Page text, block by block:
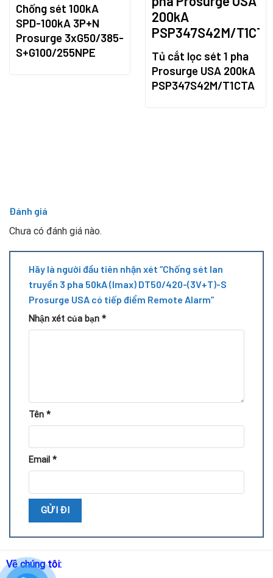
Chống sét 100kA
SPD-100kA 3P+N
Prosurge 3xG50/385-
S+G100/255NPE
Tủ cắt lọc sét 1 pha
Prosurge USA 200kA
PSP347S42M/T1CTA
Đánh giá
Chưa có đánh giá nào.
Hãy là người đầu tiên nhận xét “Chống sét lan
truyền 3 pha 50kA (Imax) DT50/420-(3V+T)-S
Prosurge USA có tiếp điểm Remote Alarm”
Nhận xét của bạn *
Tên *
Email *
Về chúng tôi: